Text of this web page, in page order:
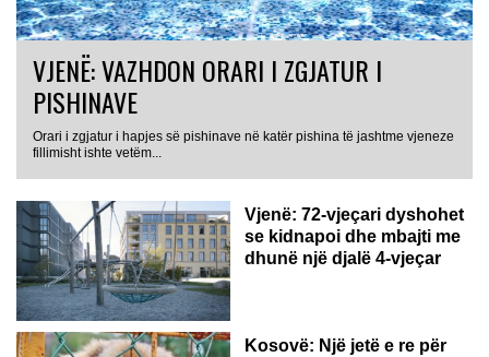
VJENË: VAZHDON ORARI I ZGJATUR I
PISHINAVE
Orari i zgjatur i hapjes së pishinave në katër pishina të jashtme vjeneze
fillimisht ishte vetëm...
Vjenë: 72-vjeçari dyshohet
se kidnapoi dhe mbajti me
dhunë një djalë 4-vjeçar
Kosovë: Një jetë e re për